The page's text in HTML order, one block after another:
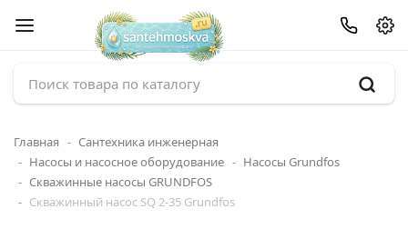
Главная
Сантехника инженерная
Насосы и насосное оборудование
Насосы Grundfos
Скважинные насосы GRUNDFOS
Скважинный насос SQ 2-35 Grundfos